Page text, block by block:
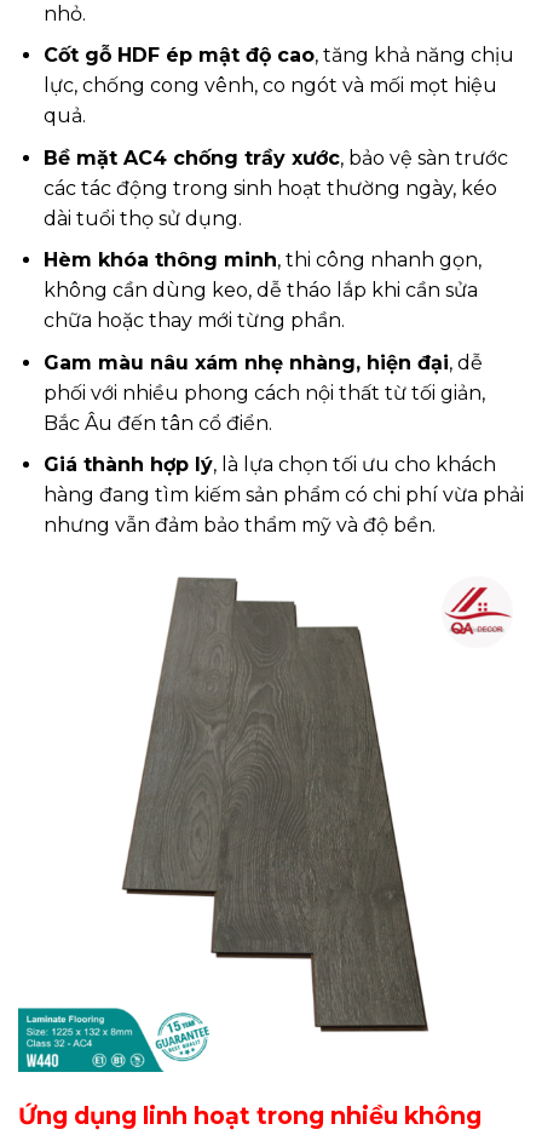
nhỏ.
Cốt gỗ HDF ép mật độ cao, tăng khả năng chịu
lực, chống cong vênh, co ngót và mối mọt hiệu
quả.
Bề mặt AC4 chống trầy xước, bảo vệ sàn trước
các tác động trong sinh hoạt thường ngày, kéo
dài tuổi thọ sử dụng.
Hèm khóa thông minh, thi công nhanh gọn,
không cần dùng keo, dễ tháo lắp khi cần sửa
chữa hoặc thay mới từng phần.
Gam màu nâu xám nhẹ nhàng, hiện đại, dễ
phối với nhiều phong cách nội thất từ tối giản,
Bắc Âu đến tân cổ điển.
Giá thành hợp lý, là lựa chọn tối ưu cho khách
hàng đang tìm kiếm sản phẩm có chi phí vừa phải
nhưng vẫn đảm bảo thẩm mỹ và độ bền.
Ứng dụng linh hoạt trong nhiều không